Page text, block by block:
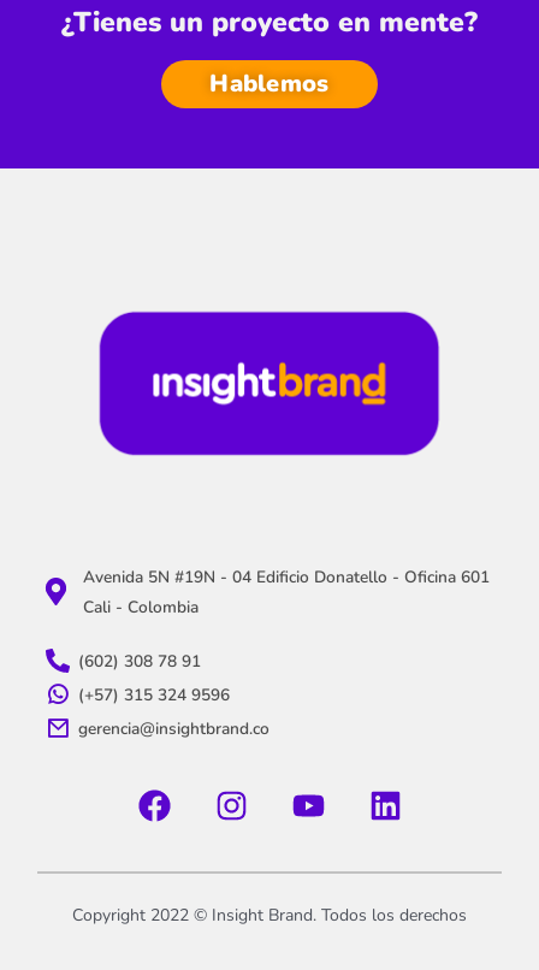
¿Tienes un proyecto en mente?
Hablemos
Avenida 5N #19N - 04 Edificio Donatello - Oficina 601
Cali - Colombia
(602) 308 78 91
(+57) 315 324 9596
gerencia@insightbrand.co
Copyright 2022 © Insight Brand. Todos los derechos